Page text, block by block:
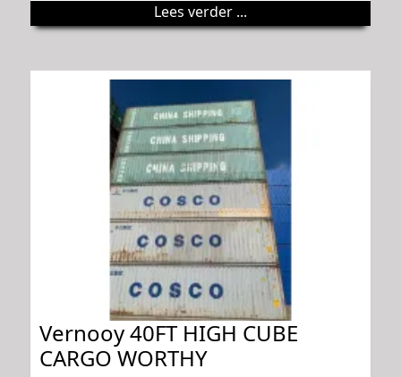
Lees verder ...
Vernooy 40FT HIGH CUBE
CARGO WORTHY